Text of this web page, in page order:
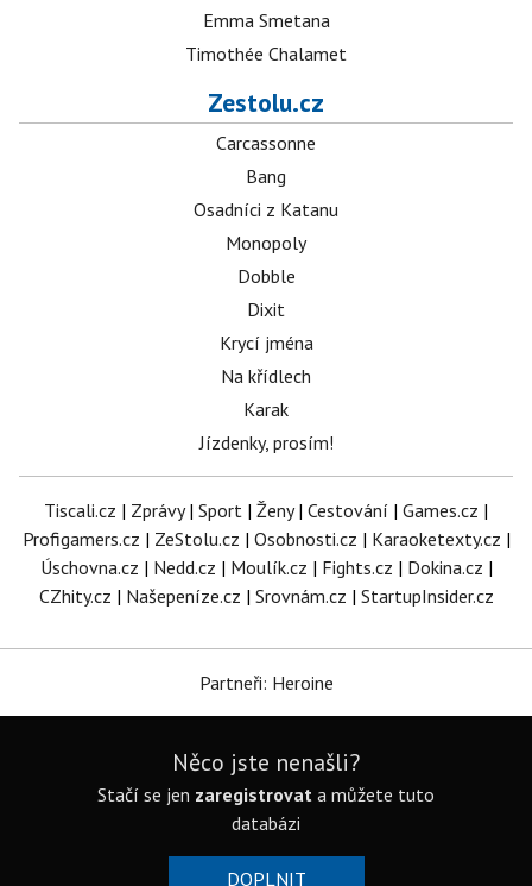
Emma Smetana
Timothée Chalamet
Zestolu.cz
Carcassonne
Bang
Osadníci z Katanu
Monopoly
Dobble
Dixit
Krycí jména
Na křídlech
Karak
Jízdenky, prosím!
Tiscali.cz | Zprávy| Sport | Ženy| Cestování | Games.cz |
Profigamers.cz | ZeStolu.cz | Osobnosti.cz | Karaoketexty.cz |
Úschovna.cz | Nedd.cz | Moulík.cz | Fights.cz | Dokina.cz |
CZhity.cz | Našepeníze.cz | Srovnám.cz | StartupInsider.cz
Partneři: Heroine
Něco jste nenašli?
Stačí se jen zaregistrovat a můžete tuto
databázi
DOPLNIT